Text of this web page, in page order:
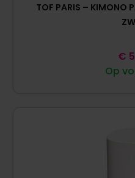
TOF PARIS – KIMONO
Op
€